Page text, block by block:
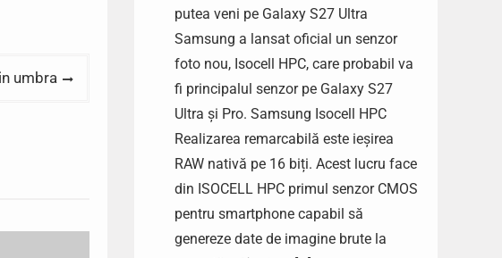
umbra
putea veni pe Galaxy S27 Ultra
Samsung a lansat oficial un senzor
foto nou, Isocell HPC, care probabil va
fi principalul senzor pe Galaxy S27
Ultra și Pro. Samsung Isocell HPC
Realizarea remarcabilă este ieșirea
RAW nativă pe 16 biți. Acest lucru face
din ISOCELL HPC primul senzor CMOS
pentru smartphone capabil să
genereze date de imagine brute la